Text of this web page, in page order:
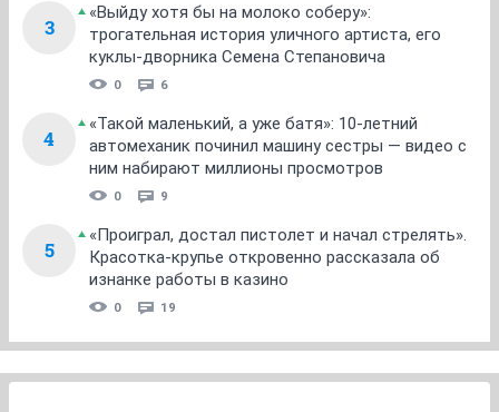
3
«Выйду хотя бы на молоко соберу»:
трогательная история уличного артиста, его
куклы-дворника Семена Степановича
0 6
4
«Такой маленький, а уже батя»: 10-летний
автомеханик починил машину сестры — видео с
ним набирают миллионы просмотров
0 9
5
«Проиграл, достал пистолет и начал стрелять».
Красотка-крупье откровенно рассказала об
изнанке работы в казино
0 19